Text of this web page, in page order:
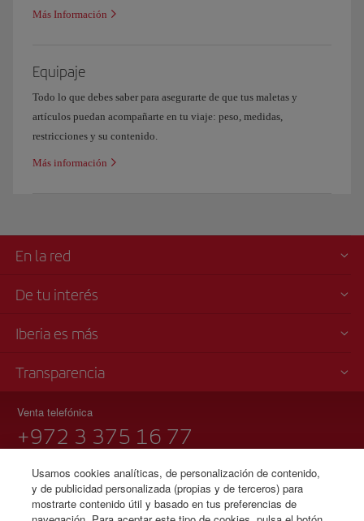
Más Información
Equipaje
Todo lo que debes saber para asegurarte de que tus maletas y
artículos puedan acompañarte en tu viaje: peso, medidas,
restricciones y su contenido.
Más información
En la red
De tu interés
Iberia es más
Transparencia
Venta telefónica
+972 3 375 16 77
Domingo a jueves 09:00 - 17:00 horas ( español e inglés).
Ley de Servicios de Aviación de Israel 5772-2012
Usamos cookies analíticas, de personalización de contenido,
y de publicidad personalizada (propias y de terceros) para
mostrarte contenido útil y basado en tus preferencias de